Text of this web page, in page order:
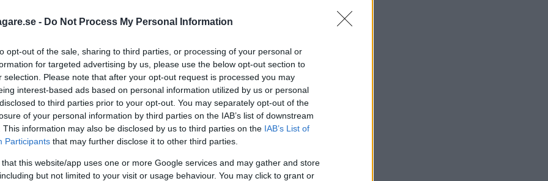
- Do Not Process My Personal Information
opt-out of the sale, sharing to third parties, or processing of your personal or
for targeted advertising by us, please use the below opt-out section to
selection. Please note that after your opt-out request is processed you may
interest-based ads based on personal information utilized by us or personal
to third parties prior to your opt-out. You may separately opt-out of the
of your personal information by third parties on the IAB’s list of downstream
This information may also be disclosed by us to third parties on the IAB’s List of
Participants that may further disclose it to other third parties.
that this website/app uses one or more Google services and may gather and store
but not limited to your visit or usage behaviour. You may click to grant or
Genom att klicka på "Fortsätt" godkänner jag OK-Förlagets prenumerationsvillkor
och bekräftar att jag tagit del av
OK-Förlagets integritetspolicy